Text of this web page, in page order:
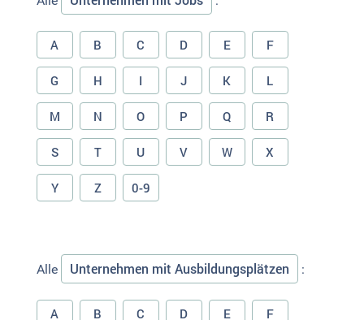
A B C D E F
G H I J K L
M N O P Q R
S T U V W X
Y Z 0-9
Alle Unternehmen mit Ausbildungsplätzen :
A B C D E F